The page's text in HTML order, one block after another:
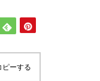
ピーする